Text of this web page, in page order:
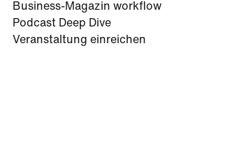
Business-Magazin workflow
Podcast Deep Dive
Veranstaltung einreichen